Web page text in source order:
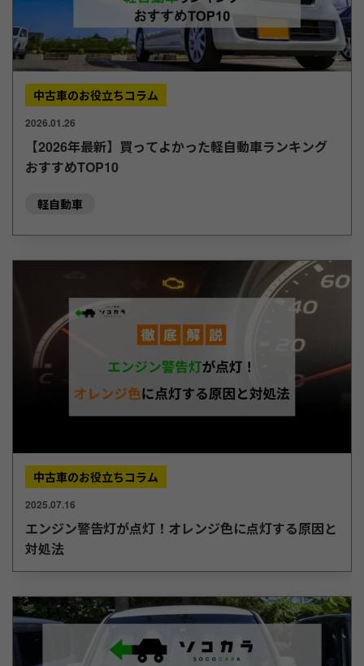
中古車のお役立ちコラム
2026.01.26
【2026年最新】買ってよかった軽自動車ランキング
おすすめTOP10
軽自動車
中古車のお役立ちコラム
2025.07.16
エンジン警告灯が点灯！オレンジ色に点灯する原因と
対処法